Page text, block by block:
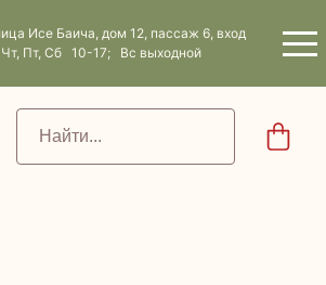
Исе Баича, дом 12, пассаж 6, вход
Пт, Сб 10-17; Вс выходной